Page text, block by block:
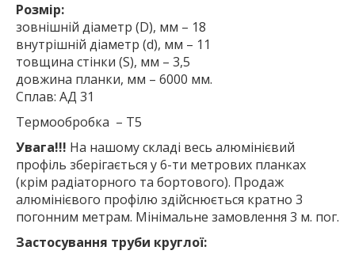
Розмір:
зовнішній діаметр (D), мм – 18
внутрішній діаметр (d), мм – 11
товщина стінки (S), мм – 3,5
довжина планки, мм – 6000 мм.
Сплав: АД 31
Термообробка – Т5
Увага!!! На нашому складі весь алюмінієвий
профіль зберігається у 6-ти метрових планках
(крім радіаторного та бортового). Продаж
алюмінієвого профілю здійснюється кратно 3
погонним метрам. Мінімальне замовлення 3 м. пог.
Застосування труби круглої: